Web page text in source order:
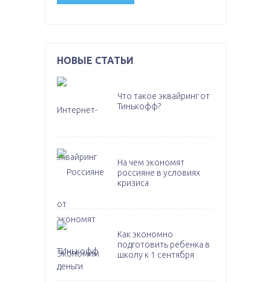
НОВЫЕ СТАТЬИ
Что такое эквайринг от
Тинькофф?
На чем экономят
россияне в условиях
кризиса
Как экономно
подготовить ребенка в
школу к 1 сентября